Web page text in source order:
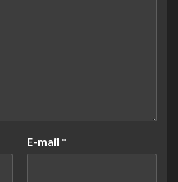
E-mail *